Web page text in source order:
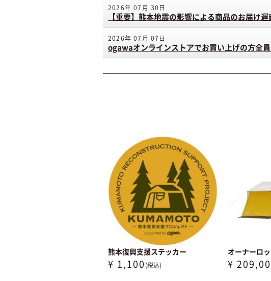
2026年 07月 30日
【重要】熊本地震の影響による商品のお届け
2026年 07月 07日
ogawaオンラインストアでお買い上げの方全
熊本復興支援ステッカー
¥ 1,100 (税込)
オーナーロ
¥